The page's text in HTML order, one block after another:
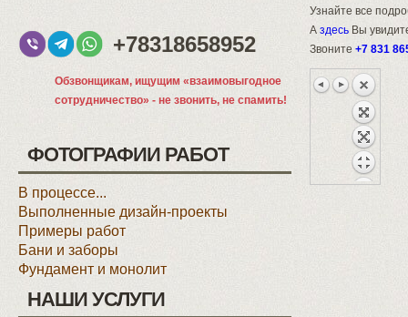
+78318658952
Обзвонщикам, ищущим «взаимовыгодное
сотрудничество» - не звонить, не спамить!
ФОТОГРАФИИ РАБОТ
В процессе...
Выполненные дизайн-проекты
Примеры работ
Бани и заборы
Фундамент и монолит
НАШИ УСЛУГИ
Узнайте все
А здесь Вы
Звоните +7 831